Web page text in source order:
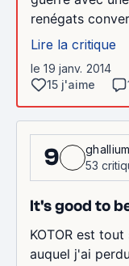
renégats
Lire la critique
le 19 janv. 2014
15 j'aime
9
ghallium
53
It's good to
KOTOR est
auquel j'ai